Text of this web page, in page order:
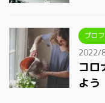
プロ
2022/
コ
よう